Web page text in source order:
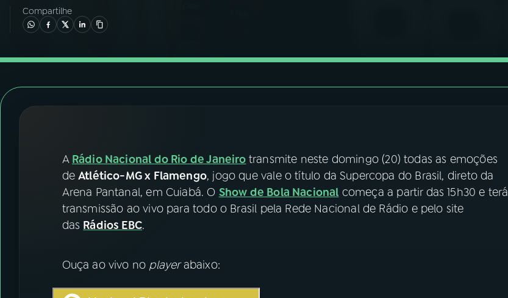
07 ÚLTIMAS
08FESTIVAL DE MÚSICA
Instagram X
Compartilhe
A Rádio Nacional do Rio de Janeiro transmite neste domingo (20) todas as emoções
deAtlético-MG x Flamengo, jogo que vale o título da Supercopa do Brasil, direto da
Arena Pantanal, em Cuiabá. O Show de Bola Nacional começa a partir das 15h30 e terá
transmissão ao vivo para todo o Brasil pela Rede Nacional de Rádio e pelo site
das Rádios EBC.
Ouça ao vivo no playerabaixo: